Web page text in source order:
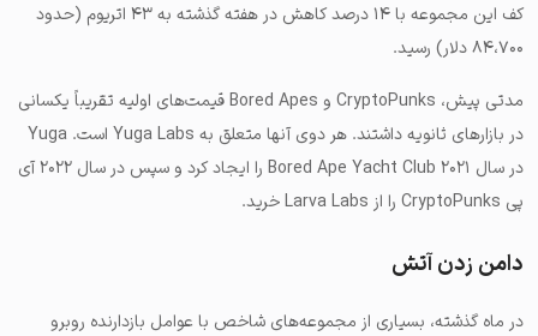
کف این مجموعه با ۱۴ درصد کاهش در هفته گذشته به ۴۳ اتریوم (حدود
۸۴،۷۰۰ دلار) رسید.
مدتی پیش، CryptoPunks و Bored Apes قیمت‌های اولیه تقریبا‌ً یکسانی
در بازارهای ثانویه داشتند. هر دوی آنها متعلق به Yuga Labs است. Yuga
در سال ۲۰۲۱ Bored Ape Yacht Club را ایجاد کرد و سپس در سال ۲۰۲۲ آی
پی CryptoPunks را از Larva Labs خرید.
دامن زدن آتش
در ماه گذشته، بسیاری از مجموعه‌های شاخص با عوامل بازدارنده روبرو